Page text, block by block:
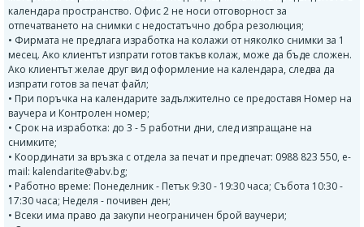
календара пространство. Офис 2 не носи отговорност за
отпечатването на снимки с недостатъчно добра резолюция;
• Фирмата не предлага изработка на колажи от няколко снимки за 1
месец. Ако клиентът изпрати готов такъв колаж, може да бъде сложен.
Ако клиентът желае друг вид оформление на календара, следва да
изпрати готов за печат файл;
• При поръчка на календарите задължително се предоставя Номер на
ваучера и Контролен номер;
• Срок на изработка: до 3 - 5 работни дни, след изпращане на
снимките;
• Координати за връзка с отдела за печат и предпечат: 0988 823 550, е-
mail: kalendarite@abv.bg;
• Работно време: Понеделник - Петък 9:30 - 19:30 часа; Събота 10:30 -
17:30 часа; Неделя - почивен ден;
• Всеки има право да закупи неограничен брой ваучери;